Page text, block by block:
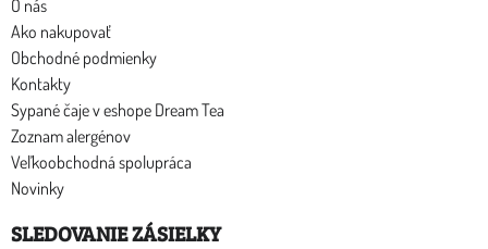
O nás
Ako nakupovať
Obchodné podmienky
Kontakty
Sypané čaje v eshope Dream Tea
Zoznam alergénov
Veľkoobchodná spolupráca
Novinky
SLEDOVANIE ZÁSIELKY